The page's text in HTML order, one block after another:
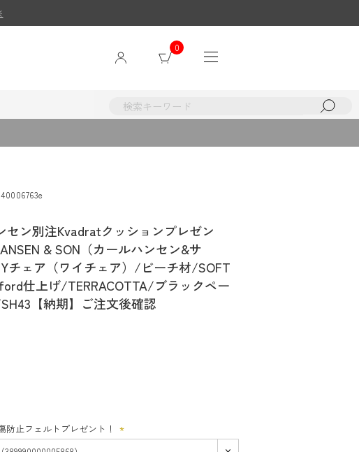
0
セン別注Kvadratクッションプレゼン
& SON（カールハンセン&サ
チェア（ワイチェア）/ビーチ材/SOFT
仕上げ/TERRACOTTA/ブラックペー
【納期】ご注文後確認
防止フェルトプレゼント！
(必